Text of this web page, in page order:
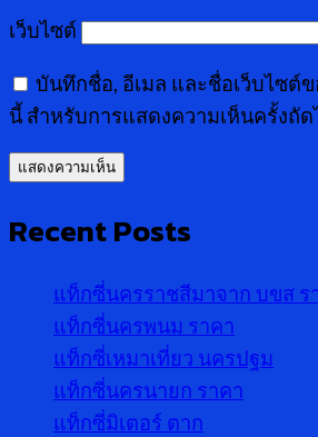
เว็บไซต์
บันทึกชื่อ, อีเมล และชื่อเว็บไซต์
นี้ สำหรับการแสดงความเห็นครั้งถัด
Recent Posts
แท็กซี่นครราชสีมาจาก บขส ร
แท็กซี่นครพนม ราคา
แท็กซี่เหมาเที่ยว นครปฐม
แท็กซี่นครนายก ราคา
แท็กซี่มิเตอร์ ตาก